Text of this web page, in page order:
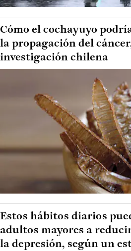
Cómo el cochayuyo
la propagación del
investigación chilena
Estos hábitos diarios
adultos mayores a
la depresión, según un